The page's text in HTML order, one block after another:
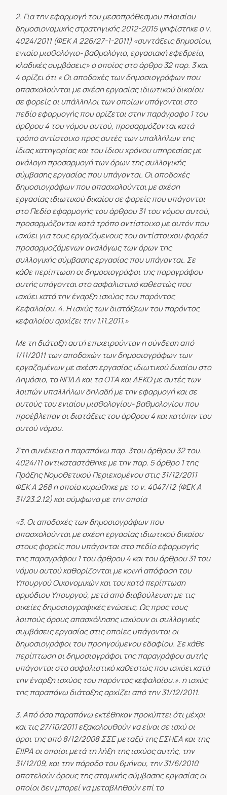
2. Για την εφαρμογή του μεσοπρόθεσμου πλαισίου
δημοσιονομικής στρατηγικής 2012-2015 ψηφίστηκε ο ν.
4024/2011 (ΦΕΚ Α 226/27-1-2011) «συντάξεις δημοσίου,
ενιαίο μισθολόγιο- βαθμολόγιο, εργασιακή εφεδρεία,
κλαδικές συμβάσεις» ο οποίος στο άρθρο 32 παρ. 3 και
4 ορίζει ότι «Οι αποδοχές των δημοσιογράφων που
απασχολούνται με σχέση εργασίας ιδιωτικού δικαίου
σε φορείς οι υπάλληλοι των οποίων υπάγονται στο
πεδίο εφαρμογής που ορίζεται στην παράγραφο 1 του
άρθρου 4 του νόμου αυτού, προσαρμόζονται κατά
τρόπο αντίστοιχο προς αυτές των υπαλλήλων της
ίδιας κατηγορίας και του ίδιου χρόνου υπηρεσίας με
ανάλογη προσαρμογή των όρων της συλλογικής
σύμβασης εργασίας που υπάγονται. Οι αποδοχές
δημοσιογράφων που απασχολούνται με σχέση
εργασίας ιδιωτικού δικαίου σε φορείς που υπάγονται
στο Πεδίο εφαρμογής του άρθρου 31 του νόμου αυτού,
προσαρμόζονται κατά τρόπο αντίστοιχο με αυτόν που
ισχύει για τους εργαζόμενους του αντίστοιχου φορέα
προσαρμοζόμενων αναλόγως των όρων της
συλλογικής σύμβασης εργασίας που υπάγονται. Σε
κάθε περίπτωση οι δημοσιογράφοι της παραγράφου
αυτής υπάγονται στο ασφαλιστικό καθεστώς που
ισχύει κατά την έναρξη ισχύος του παρόντος
Κεφαλαίου. 4. Η ισχύς των διατάξεων του παρόντος
κεφαλαίου αρχίζει την 1.11.2011.»
Με τη διάταξη αυτή επιχειρούνταν η σύνδεση από
1/11/2011 των αποδοχών των δημοσιογράφων των
εργαζομένων με σχέση εργασίας ιδιωτικού δικαίου στο
Δημόσιο, τα ΝΠΔΔ και τα ΟΤΑ και ΔΕΚΟ με αυτές των
λοιπών υπαλλήλων δηλαδή με την εφαρμογή και σε
αυτούς του ενιαίου μισθολογίου- βαθμολογίου που
προέβλεπαν οι διατάξεις του άρθρου 4 και κατόπιν του
αυτού νόμου.
Στη συνέχεια η παραπάνω παρ. 3του άρθρου 32 του.
4024/11 αντικαταστάθηκε με την παρ. 5 άρθρο 1 της
Πράξης Νομοθετικού Περιεχομένου στις 31/12/2011
ΦΕΚ Α 268 η οποία κυρώθηκε με το ν. 4047/12 (ΦΕΚ Α
31/23.2.12) και σύμφωνα με την οποία
«3. Οι αποδοχές των δημοσιογράφων που
απασχολούνται με σχέση εργασίας ιδιωτικού δικαίου
στους φορείς που υπάγονται στο πεδίο εφαρμογής
της παραγράφου 1 του άρθρου 4 και του άρθρου 31 του
νόμου αυτού καθορίζονται με κοινή απόφαση του
Υπουργού Οικονομικών και του κατά περίπτωση
αρμόδιου Υπουργού, μετά από διαβούλευση με τις
οικείες δημοσιογραφικές ενώσεις. Ως προς τους
λοιπούς όρους απασχόλησης ισχύουν οι συλλογικές
συμβάσεις εργασίας στις οποίες υπάγονται οι
δημοσιογράφοι του προηγούμενου εδαφίου. Σε κάθε
περίπτωση οι δημοσιογράφοι της παραγράφου αυτής
υπάγονται στο ασφαλιστικό καθεστώς που ισχύει κατά
την έναρξη ισχύος του παρόντος κεφαλαίου.». η ισχύς
της παραπάνω διάταξης αρχίζει από την 31/12/2011.
3. Από όσα παραπάνω εκτέθηκαν προκύπτει ότι μέχρι
και τις 27/10/2011 εξακολουθούν να είναι σε ισχύ οι
όροι της από 8/12/2008 ΣΣΕ μεταξύ της ΕΣΗΕΑ και της
ΕΙΙΡΑ οι οποίοι μετά τη λήξη της ισχύος αυτής, την
31/12/09, και την πάροδο του 6μήνου, την 31/6/2010
αποτελούν όρους της ατομικής σύμβασης εργασίας οι
οποίοι δεν μπορεί να μεταβληθούν επί το